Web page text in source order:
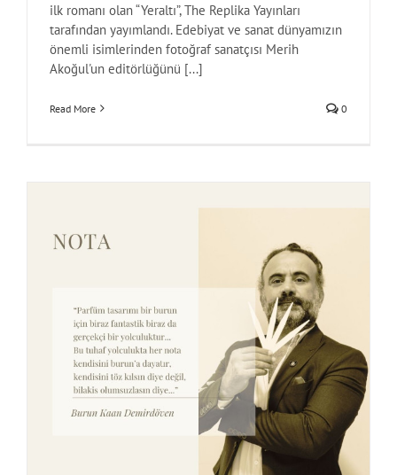
ilk romanı olan “Yeraltı”, The Replika Yayınları
tarafından yayımlandı. Edebiyat ve sanat dünyamızın
önemli isimlerinden fotoğraf sanatçısı Merih
Akoğul'un editörlüğünü [...]
Read More 0